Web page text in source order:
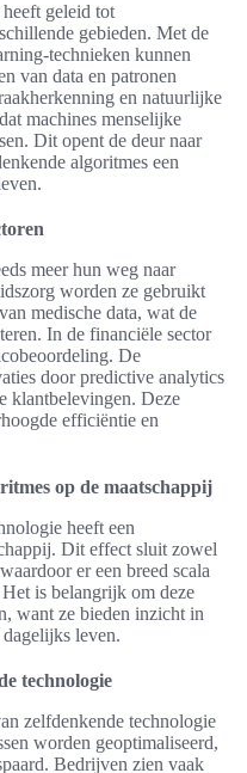
geleid tot
gebieden. Met de
technieken kunnen
van data en patronen
en natuurlijke
machines menselijke
Dit opent de deur naar
algoritmes een
meer hun weg naar
worden ze gebruikt
medische data, wat de
In de financiële sector
De
door predictive analytics
klantbelevingen. Deze
efficiëntie en
op de maatschappij
heeft een
Dit effect sluit zowel
er een breed scala
Het is belangrijk om deze
want ze bieden inzicht in
leven.
technologie
zelfdenkende technologie
worden geoptimaliseerd,
Bedrijven zien vaak